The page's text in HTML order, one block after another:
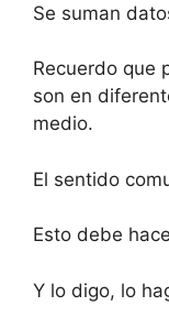
Se suman
Recuerdo que
son en
medio.
El sentido
Esto debe
Y lo digo, lo